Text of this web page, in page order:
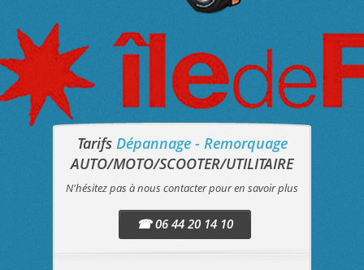
Tarifs Dépannage - Remorquage
AUTO/MOTO/SCOOTER/UTILITAIRE
N'hésitez pas à nous contacter pour en savoir plus
☎ 06 44 20 14 10